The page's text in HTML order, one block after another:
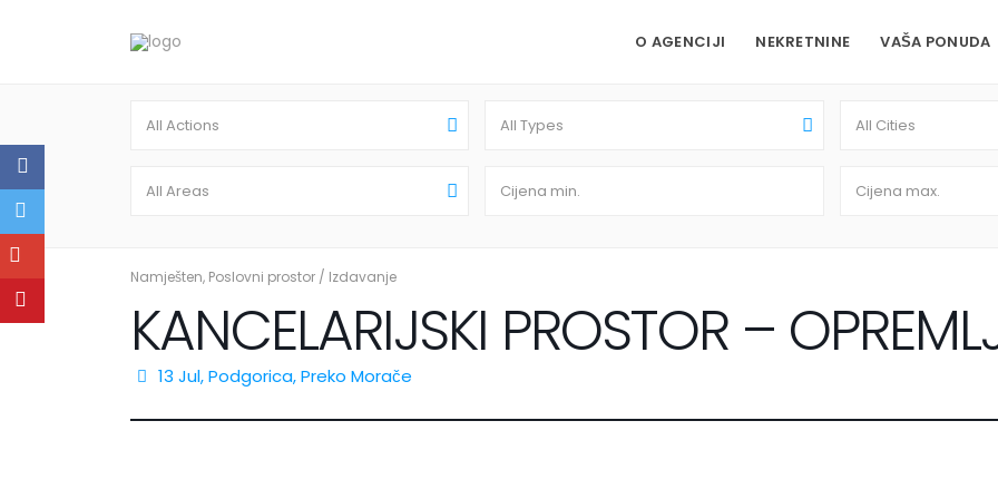
O AGENCIJI NEKRETNINE VAŠA PONUDA
All Actions All Types All Cities
All Areas
Namješten, Poslovni prostor / Izdavanje
KANCELARIJSKI PROSTOR –
13 Jul,Podgorica,Preko Morače